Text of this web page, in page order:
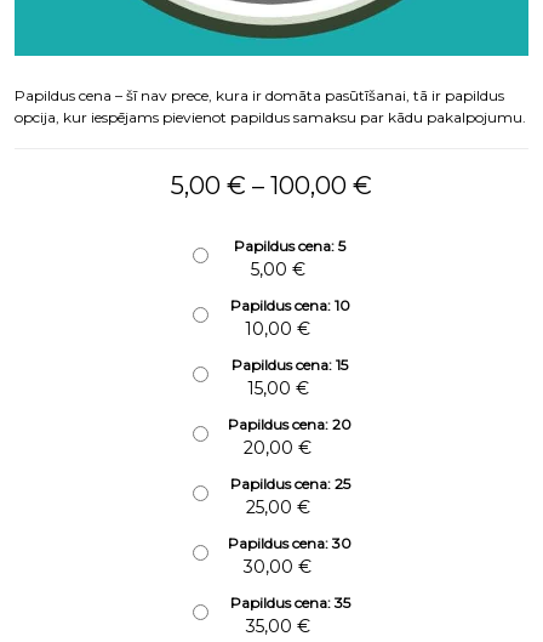
Papildus cena – šī nav prece, kura ir domāta pasūtīšanai, tā ir papildus
opcija, kur iespējams pievienot papildus samaksu par kādu pakalpojumu.
5,00 € – 100,00 €
Papildus cena: 5
5,00 €
Papildus cena: 10
10,00 €
Papildus cena: 15
15,00 €
Papildus cena: 20
20,00 €
Papildus cena: 25
25,00 €
Papildus cena: 30
30,00 €
Papildus cena: 35
35,00 €